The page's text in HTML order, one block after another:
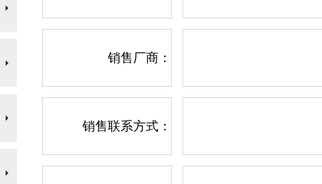
销售厂商：
销售联系方式：